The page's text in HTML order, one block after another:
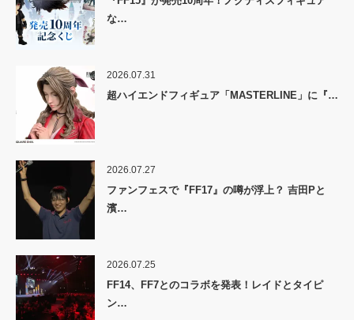
な…
2026.07.31
超ハイエンドフィギュア「MASTERLINE」に『…
2026.07.27
ファンフェスで『FF17』の噂が浮上？ 吉田Pと
濱…
2026.07.25
FF14、FF7とのコラボを発表！レイドとタイピ
ン…